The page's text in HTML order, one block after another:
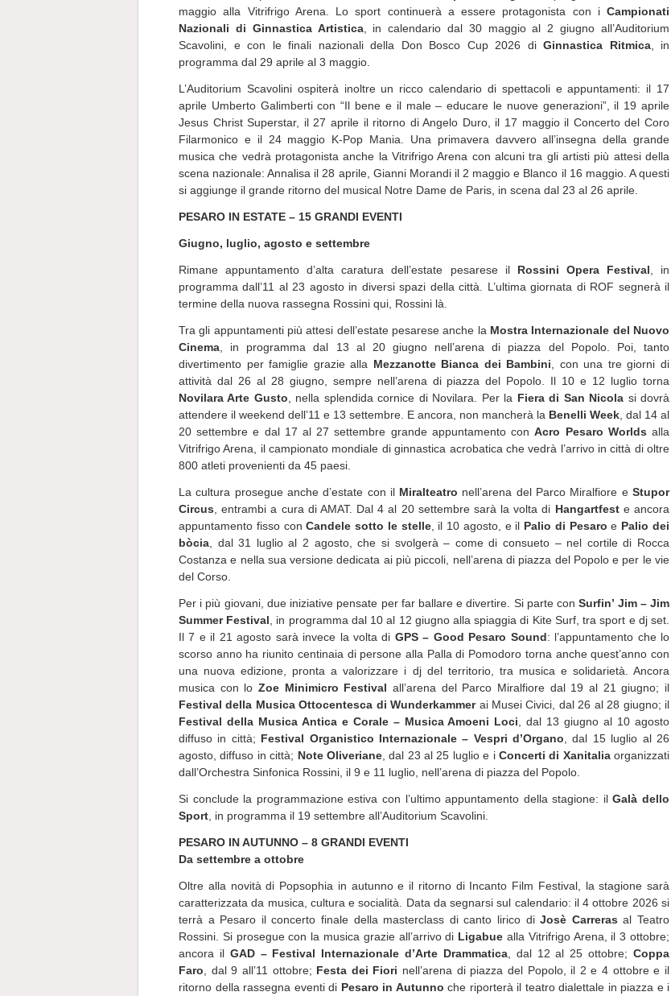
maggio alla Vitrifrigo Arena. Lo sport continuerà a essere protagonista con i Campionati
Nazionali di Ginnastica Artistica, in calendario dal 30 maggio al 2 giugno all’Auditorium
Scavolini, e con le finali nazionali della Don Bosco Cup 2026 di Ginnastica Ritmica, in
programma dal 29 aprile al 3 maggio.
L’Auditorium Scavolini ospiterà inoltre un ricco calendario di spettacoli e appuntamenti: il 17
aprile Umberto Galimberti con “Il bene e il male – educare le nuove generazioni”, il 19 aprile
Jesus Christ Superstar, il 27 aprile il ritorno di Angelo Duro, il 17 maggio il Concerto del Coro
Filarmonico e il 24 maggio K-Pop Mania. Una primavera davvero all’insegna della grande
musica che vedrà protagonista anche la Vitrifrigo Arena con alcuni tra gli artisti più attesi della
scena nazionale: Annalisa il 28 aprile, Gianni Morandi il 2 maggio e Blanco il 16 maggio. A questi
si aggiunge il grande ritorno del musical Notre Dame de Paris, in scena dal 23 al 26 aprile.
PESARO IN ESTATE – 15 GRANDI EVENTI
Giugno, luglio, agosto e settembre
Rimane appuntamento d’alta caratura dell’estate pesarese il Rossini Opera Festival , in
programma dall’11 al 23 agosto in diversi spazi della città. L’ultima giornata di ROF segnerà il
termine della nuova rassegna Rossini qui, Rossini là.
Tra gli appuntamenti più attesi dell’estate pesarese anche la Mostra Internazionale del Nuovo
Cinema , in programma dal 13 al 20 giugno nell’arena di piazza del Popolo. Poi, tanto
divertimento per famiglie grazie alla Mezzanotte Bianca dei Bambini , con una tre giorni di
attività dal 26 al 28 giugno, sempre nell’arena di piazza del Popolo. Il 10 e 12 luglio torna
Novilara Arte Gusto , nella splendida cornice di Novilara. Per la Fiera di San Nicola si dovrà
attendere il weekend dell’11 e 13 settembre. E ancora, non mancherà la Benelli Week , dal 14 al
20 settembre e dal 17 al 27 settembre grande appuntamento conAcro Pesaro Worlds alla
Vitrifrigo Arena, il campionato mondiale di ginnastica acrobatica che vedrà l’arrivo in città di oltre
800 atleti provenienti da 45 paesi.
La cultura prosegue anche d’estate con il Miralteatro nell’arena del Parco Miralfiore eStupor
Circus , entrambi a cura di AMAT. Dal 4 al 20 settembre sarà la volta di Hangartfeste ancora
appuntamento fisso conCandele sotto le stelle, il 10 agosto, e il Palio di Pesaro e Palio dei
bòcia , dal 31 luglio al 2 agosto, che si svolgerà – come di consueto – nel cortile di Rocca
Costanza e nella sua versione dedicata ai più piccoli, nell’arena di piazza del Popolo e per le vie
del Corso.
Per i più giovani, due iniziative pensate per far ballare e divertire. Si parte conSurfin’ Jim – Jim
Summer Festival , in programma dal 10 al 12 giugno alla spiaggia di Kite Surf, tra sport e dj set.
Il 7 e il 21 agosto sarà invece la volta di GPS – Good Pesaro Sound: l’appuntamento che lo
scorso anno ha riunito centinaia di persone alla Palla di Pomodoro torna anche quest’anno con
una nuova edizione, pronta a valorizzare i dj del territorio, tra musica e solidarietà. Ancora
musica con lo Zoe Minimicro Festival all’arena del Parco Miralfiore dal 19 al 21 giugno; il
Festival della Musica Ottocentesca di Wunderkammerai Musei Civici, dal 26 al 28 giugno; il
Festival della Musica Antica e Corale – Musica Amoeni Loci , dal 13 giugno al 10 agosto
diffuso in città; Festival Organistico Internazionale – Vespri d’Organo , dal 15 luglio al 26
agosto, diffuso in città; Note Oliveriane, dal 23 al 25 luglio e i Concerti di Xanitaliaorganizzati
dall’Orchestra Sinfonica Rossini, il 9 e 11 luglio, nell’arena di piazza del Popolo.
Si conclude la programmazione estiva con l’ultimo appuntamento della stagione: ilGalà dello
Sport , in programma il 19 settembre all’Auditorium Scavolini.
PESARO IN AUTUNNO – 8 GRANDI EVENTI
Da settembre a ottobre
Oltre alla novità di Popsophia in autunno e il ritorno di Incanto Film Festival, la stagione sarà
caratterizzata da musica, cultura e socialità. Data da segnarsi sul calendario: il 4 ottobre 2026 si
terrà a Pesaro il concerto finale della masterclass di canto lirico diJosè Carreras al Teatro
Rossini. Si prosegue con la musica grazie all’arrivo di Ligabue alla Vitrifrigo Arena, il 3 ottobre;
ancora il GAD – Festival Internazionale d’Arte Drammatica, dal 12 al 25 ottobre;Coppa
Faro , dal 9 all’11 ottobre; Festa dei Fiori nell’arena di piazza del Popolo, il 2 e 4 ottobre e il
ritorno della rassegna eventi di Pesaro in Autunno che riporterà il teatro dialettale in piazza e i